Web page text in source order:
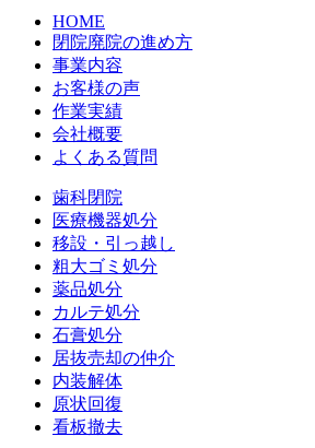
HOME
閉院廃院の進め方
事業内容
お客様の声
作業実績
会社概要
よくある質問
歯科閉院
医療機器処分
移設・引っ越し
粗大ゴミ処分
薬品処分
カルテ処分
石膏処分
居抜売却の仲介
内装解体
原状回復
看板撤去